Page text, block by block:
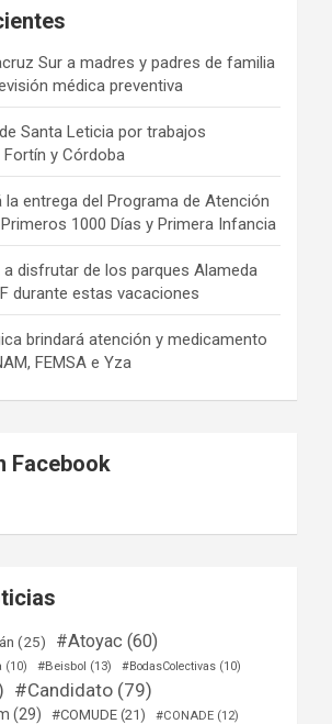
Sur a madres y padres de familia
médica preventiva
Santa Leticia por trabajos
y Córdoba
la entrega del Programa de Atención
1000 Días y Primera Infancia
a disfrutar de los parques Alameda
durante estas vacaciones
brindará atención y medicamento
FEMSA e Yza
Facebook
(25) #Atoyac (60)
(10) #Beisbol (13) #BodasColectivas (10)
#Candidato (79)
(29) #COMUDE (21) #CONADE (12)